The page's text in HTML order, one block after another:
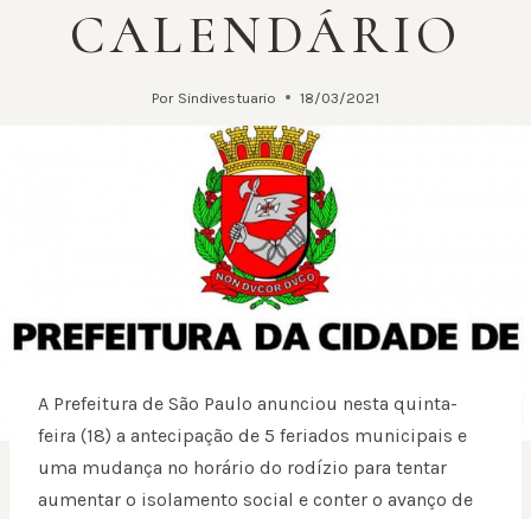
CALENDÁRIO
Por Sindivestuario 18/03/2021
A Prefeitura de São Paulo anunciou nesta quinta-
feira (18) a antecipação de 5 feriados municipais e
uma mudança no horário do rodízio para tentar
aumentar o isolamento social e conter o avanço de